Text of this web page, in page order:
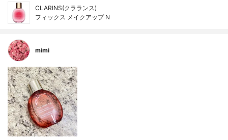
CLARINS(クラランス)
フィックス メイクアップ N
mimi